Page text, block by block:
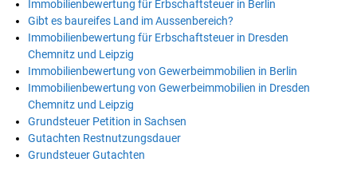
Immobilienbewertung für Erbschaftsteuer in Berlin
Gibt es baureifes Land im Aussenbereich?
Immobilienbewertung für Erbschaftsteuer in Dresden
Chemnitz und Leipzig
Immobilienbewertung von Gewerbeimmobilien in Berlin
Immobilienbewertung von Gewerbeimmobilien in Dresden
Chemnitz und Leipzig
Grundsteuer Petition in Sachsen
Gutachten Restnutzungsdauer
Grundsteuer Gutachten